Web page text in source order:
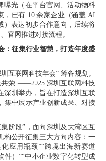
曝光（在平台官网、活动物料
，已有 10 余家企业（涵盖 AI
）表达初步合作意向，后续将
官网推进对接流程。
：征集行业智慧，打造年度盛
圳互联网科技年会” 筹备规划。
共荣 ——2025 深圳互联网科技
深圳举办，旨在打造深圳互联
集中展示产业创新成果、对接
阶段”，面向深圳 及大湾区 互
构公开征集三大方向内容：一
应用瓶颈”“跨境出海新赛道
件）”“中小企业数字化转型成